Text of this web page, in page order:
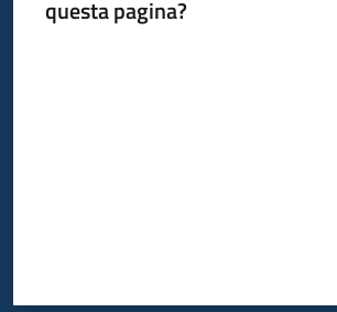
questa pagina?